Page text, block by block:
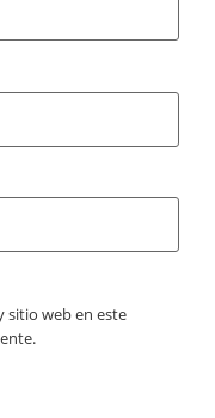
sitio web en este